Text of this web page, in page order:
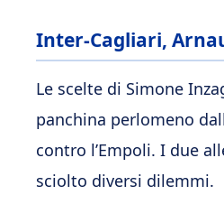
Inter-Cagliari,
Le scelte di Simone
panchina perlomeno
contro l’Empoli. I due
sciolto diversi dilemmi.